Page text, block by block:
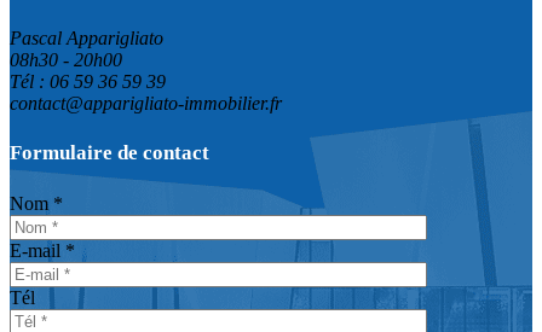
Pascal Apparigliato
08h30 - 20h00
Tél : 06 59 36 59 39
contact@apparigliato-immobilier.fr
Formulaire de contact
Nom *
E-mail *
Tél